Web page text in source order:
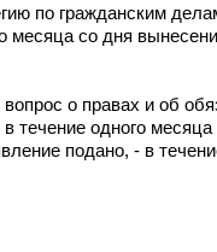
по гражданским
месяца со дня
о правах и об
течение одного месяца
подано, - в